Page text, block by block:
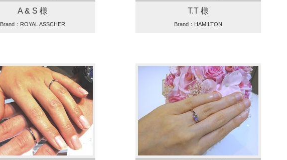
A & S 様
Brand：ROYAL ASSCHER
T.T 様
Brand：HAMILTON